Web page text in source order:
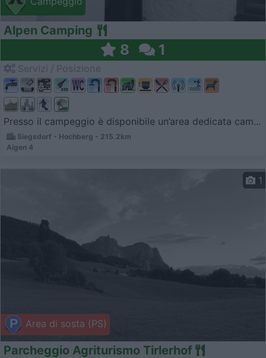
Alpen Camping
8 1
Presso il campeggio è disponibile un’area dedicata cam...
Siegsdorf - Hochberg - 215.2km
Aigen 4
Area di sosta (PS)
1
Parcheggio Agriturismo Tirlerhof